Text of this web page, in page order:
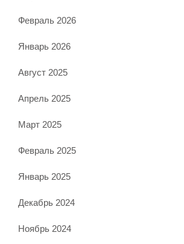
Февраль 2026
Январь 2026
Август 2025
Апрель 2025
Март 2025
Февраль 2025
Январь 2025
Декабрь 2024
Ноябрь 2024